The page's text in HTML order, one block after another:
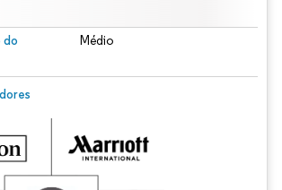
do
Médio
Intelligence. O reuso requer atribuição conforme CC BY 4.0.